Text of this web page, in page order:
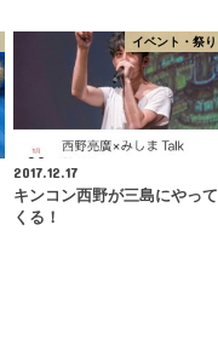
イベント・祭り
2017.12.17
キンコン西野が三島にやって
くる！